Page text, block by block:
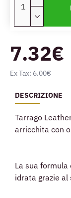
7.32€
Ex Tax: 6.00€
DESCRIZIONE
Tarrago
arricchita con
La sua formula
idrata grazie al